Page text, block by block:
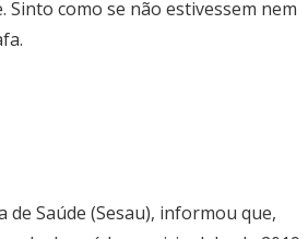
como se não estivessem nem
Saúde (Sesau), informou que,